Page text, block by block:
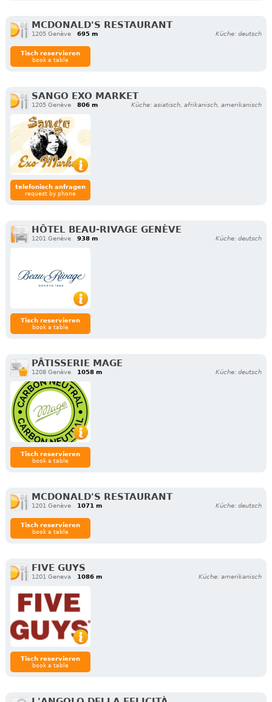
MCDONALD'S RESTAURANT
1205 Genève 695 m Küche: deutsch
Tisch reservieren
book a table
SANGO EXO MARKET
1205 Genève 806 m Küche: asiatisch, afrikanisch, amerikanisch
telefonisch anfragen
request by phone
HÔTEL BEAU-RIVAGE GENÈVE
1201 Genève 938 m Küche: deutsch
Tisch reservieren
book a table
PÂTISSERIE MAGE
1208 Genève 1058 m Küche: deutsch
Tisch reservieren
book a table
MCDONALD'S RESTAURANT
1201 Genève 1071 m Küche: deutsch
Tisch reservieren
book a table
FIVE GUYS
1201 Geneva 1086 m Küche: amerikanisch
Tisch reservieren
book a table